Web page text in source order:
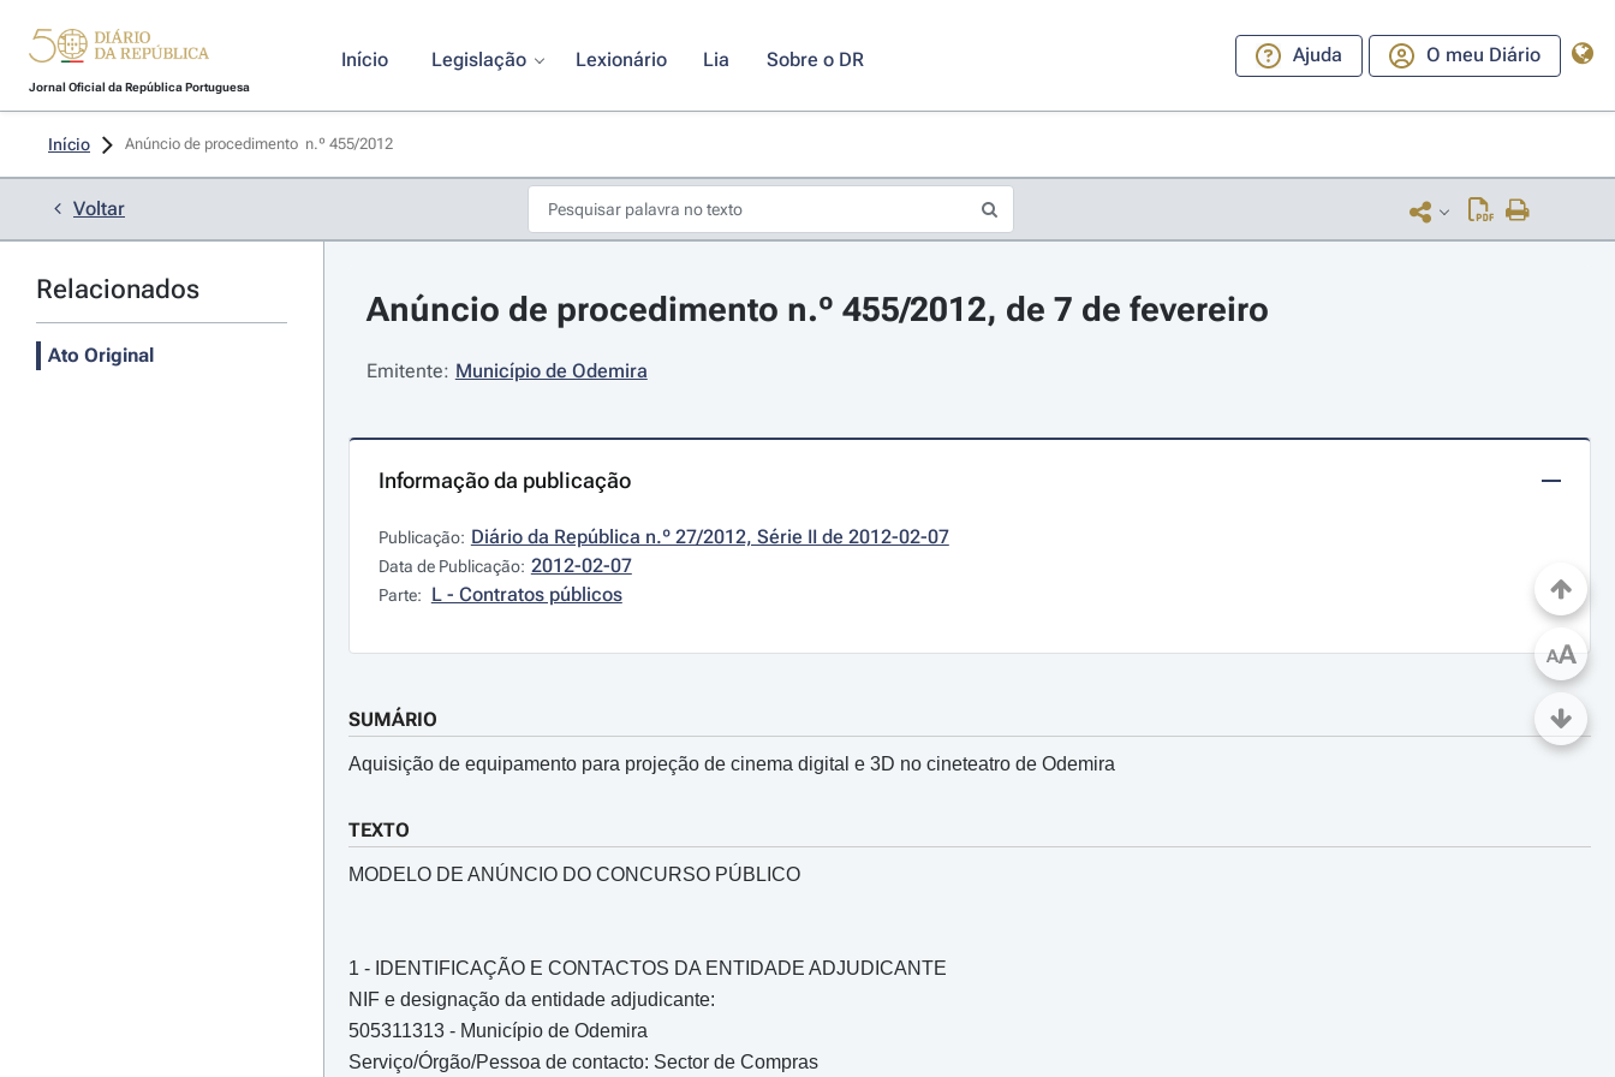
Jornal Oficial da República Portuguesa
Início Legislação Lexionário Lia Sobre o DR Ajuda O meu Diário
Início Anúncio de procedimento  n.º 455/2012
Voltar
Relacionados
Ato Original
Anúncio de procedimento n.º 455/2012, de 7 de fevereiro
Emitente: Município de Odemira
Informação da publicação
Publicação: Diário da República n.º 27/2012, Série II de 2012-02-07
Data de Publicação: 2012-02-07
Parte: L - Contratos públicos
SUMÁRIO
Aquisição de equipamento para projeção de cinema digital e 3D no cineteatro de Odemira
TEXTO
MODELO DE ANÚNCIO DO CONCURSO PÚBLICO
1 - IDENTIFICAÇÃO E CONTACTOS DA ENTIDADE ADJUDICANTE
NIF e designação da entidade adjudicante:
505311313 - Município de Odemira
Serviço/Órgão/Pessoa de contacto: Sector de Compras
AA